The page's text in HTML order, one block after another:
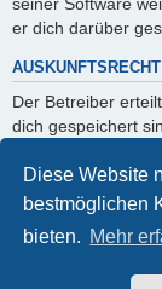
Diese Website
bestmöglichen
bieten. Mehr
seiner Software
er dich darüber
AUSKUNFTSRECHT
Der Betreiber
dich gespeichert
Du kannst
verlangen.